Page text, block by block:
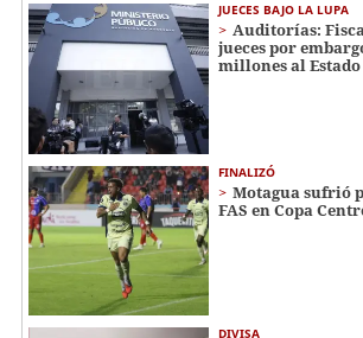
JUECES BAJO LA LUPA
Auditorías:
jueces por
millones al Estado
FINALIZÓ
Motagua sufrió
FAS en Copa
DIVISA